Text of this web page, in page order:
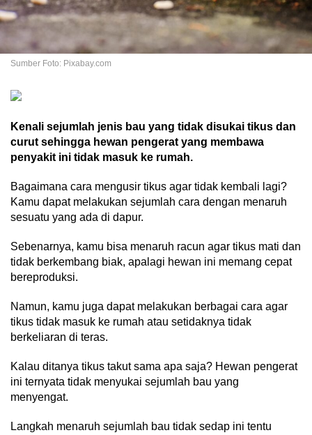
Sumber Foto: Pixabay.com
Kenali sejumlah jenis bau yang tidak disukai tikus dan
curut sehingga hewan pengerat yang membawa
penyakit ini tidak masuk ke rumah.
Bagaimana cara mengusir tikus agar tidak kembali lagi?
Kamu dapat melakukan sejumlah cara dengan menaruh
sesuatu yang ada di dapur.
Sebenarnya, kamu bisa menaruh racun agar tikus mati dan
tidak berkembang biak, apalagi hewan ini memang cepat
bereproduksi.
Namun, kamu juga dapat melakukan berbagai cara agar
tikus tidak masuk ke rumah atau setidaknya tidak
berkeliaran di teras.
Kalau ditanya tikus takut sama apa saja? Hewan pengerat
ini ternyata tidak menyukai sejumlah bau yang
menyengat.
Langkah menaruh sejumlah bau tidak sedap ini tentu